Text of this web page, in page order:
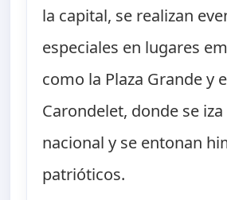
la capital, se realizan
especiales en lugares
como la Plaza Grande y
Carondelet, donde se
nacional y se entonan
patrióticos.